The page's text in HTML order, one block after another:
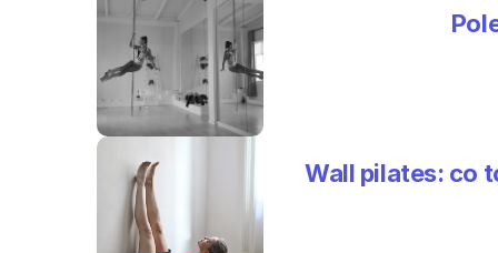
Wall pilates: co